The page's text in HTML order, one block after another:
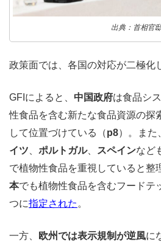
出典：首相官
政策面では、各国の対応が二極化
GFIによると、 中国政府は食品シ
性食品を含む新たな食品資源の探
して位置づけている（p8）。また
イツ
ポルトガル、 スペインなど
で植物性食品を重視していると整
本でも植物性食品を含むフードテ
つに指定された 。
一方、 欧州では表示規制が逆風に